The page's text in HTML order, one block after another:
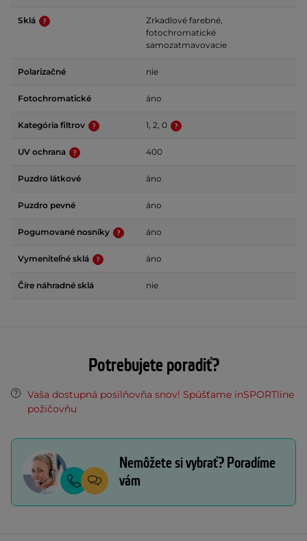
Sklá
Zrkadlové farebné,
fotochromatické
samozatmavovacie
Polarizačné nie
Fotochromatické áno
Kategória filtrov 1, 2, 0
UV ochrana 400
Puzdro látkové áno
Puzdro pevné áno
Pogumované nosníky áno
Vymeniteľné sklá áno
Číre náhradné sklá nie
Potrebujete poradiť?
Vaša dostupná posilňovňa snov! Spúšťame inSPORTline
požičovňu
Nemôžete si vybrať? Poradíme
vám